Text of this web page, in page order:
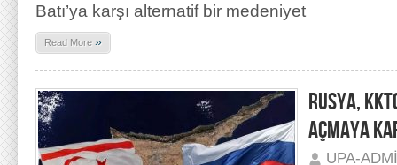
Batı’ya karşı alternatif bir medeniyet
Read More »
RUSYA,
AÇMAYA
UPA-